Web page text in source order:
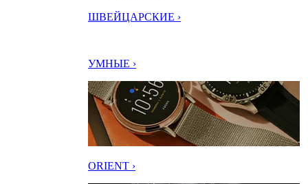
ШВЕЙЦАРСКИЕ ›
УМНЫЕ ›
ORIENT ›